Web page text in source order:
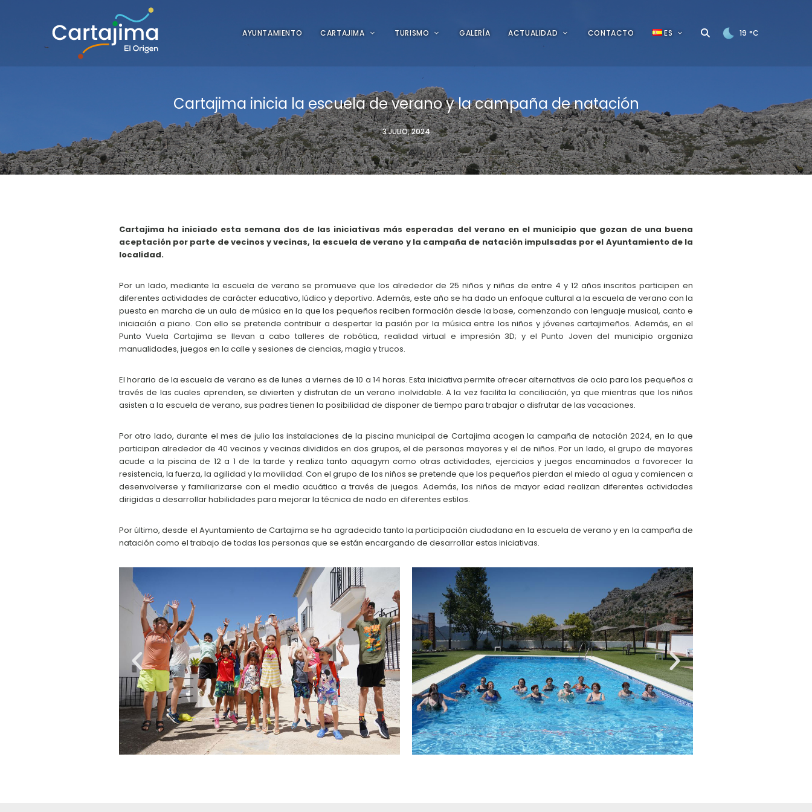
AYUNTAMIENTO CARTAJIMA TURISMO GALERÍA ACTUALIDAD CONTACTO ES 19 °C
Cartajima inicia la escuela de verano y la campaña de natación
3 JULIO, 2024
Cartajima ha iniciado esta semana dos de las iniciativas más esperadas del verano en el municipio que gozan de una buena
aceptación por parte de vecinos y vecinas, la escuela de verano y la campaña de natación impulsadas por el Ayuntamiento de la
localidad.
Por un lado, mediante la escuela de verano se promueve que los alrededor de 25 niños y niñas de entre 4 y 12 años inscritos participen en
diferentes actividades de carácter educativo, lúdico y deportivo. Además, este año se ha dado un enfoque cultural a la escuela de verano con la
puesta en marcha de un aula de música en la que los pequeños reciben formación desde la base, comenzando con lenguaje musical, canto e
iniciación a piano. Con ello se pretende contribuir a despertar la pasión por la música entre los niños y jóvenes cartajimeños. Además, en el
Punto Vuela Cartajima se llevan a cabo talleres de robótica, realidad virtual e impresión 3D; y el Punto Joven del municipio organiza
manualidades, juegos en la calle y sesiones de ciencias, magia y trucos.
El horario de la escuela de verano es de lunes a viernes de 10 a 14 horas. Esta iniciativa permite ofrecer alternativas de ocio para los pequeños a
través de las cuales aprenden, se divierten y disfrutan de un verano inolvidable. A la vez facilita la conciliación, ya que mientras que los niños
asisten a la escuela de verano, sus padres tienen la posibilidad de disponer de tiempo para trabajar o disfrutar de las vacaciones.
Por otro lado, durante el mes de julio las instalaciones de la piscina municipal de Cartajima acogen la campaña de natación 2024, en la que
participan alrededor de 40 vecinos y vecinas divididos en dos grupos, el de personas mayores y el de niños. Por un lado, el grupo de mayores
acude a la piscina de 12 a 1 de la tarde y realiza tanto aquagym como otras actividades, ejercicios y juegos encaminados a favorecer la
resistencia, la fuerza, la agilidad y la movilidad. Con el grupo de los niños se pretende que los pequeños pierdan el miedo al agua y comiencen a
desenvolverse y familiarizarse con el medio acuático a través de juegos. Además, los niños de mayor edad realizan diferentes actividades
dirigidas a desarrollar habilidades para mejorar la técnica de nado en diferentes estilos.
Por último, desde el Ayuntamiento de Cartajima se ha agradecido tanto la participación ciudadana en la escuela de verano y en la campaña de
natación como el trabajo de todas las personas que se están encargando de desarrollar estas iniciativas.